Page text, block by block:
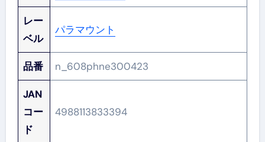
レー
ベル
パラマウント
品番 n_608phne300423
JAN
コー
ド
4988113833394